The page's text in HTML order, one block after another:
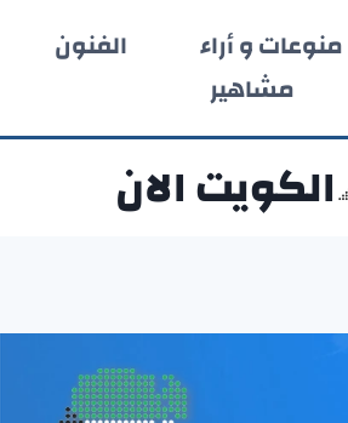
منوعات و أراء الفنون
مشاهير
الكويت الان